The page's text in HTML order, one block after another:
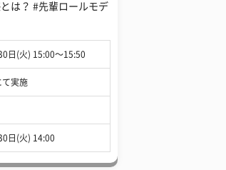
は？ #先輩ロールモデ
日(火) 15:00〜15:50
て実施
日(火) 14:00